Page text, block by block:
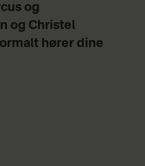
og
og Christel
hører dine